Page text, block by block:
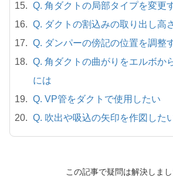
Q. 角ダクトの局部タイプを変更
Q. ダクトの割込みの取り出し高
Q. ダンパーの傍記の位置を調整
Q. 角ダクトの曲がりをエルボか
には
Q. VP管をダクトで使用したい
Q. 吹出や吸込の矢印を作図した
この記事で疑問は解決しま